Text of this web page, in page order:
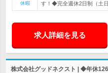
休暇
す！◆完全週休2日制（土
求人詳細を見る
株式会社グッドネクスト | ◆年休